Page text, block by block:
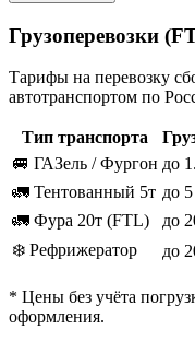
Грузоперевозки
Тарифы на перевозку
автотранспортом по
Тип транспорта
🚐 ГАЗель / Фургон до
🚛 Тентованный 5т до
🚛 Фура 20т (FTL)
до
❄️ Рефрижератор
до
* Цены без учёта
оформления.